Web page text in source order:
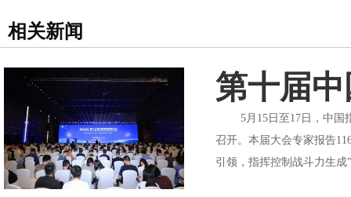
相关新闻
第十届
5月15日至17日，中国指
召开。本届大会专家报告
引领，指挥控制战斗力生